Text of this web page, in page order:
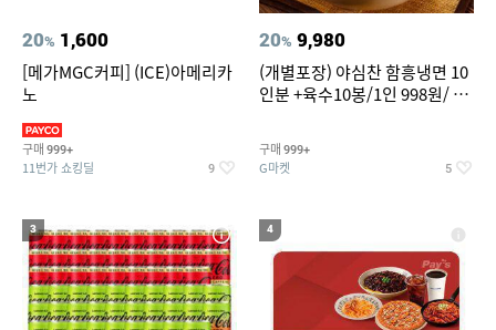
20% 1,600
[메가MGC커피] (ICE)아메리카
노
구매 999+
11번가 쇼킹딜 9
20% 9,980
(개별포장) 야심찬 함흥냉면 10
인분 +육수10봉/1인 998원/ 머
구매 999+
G마켓 5
3 4